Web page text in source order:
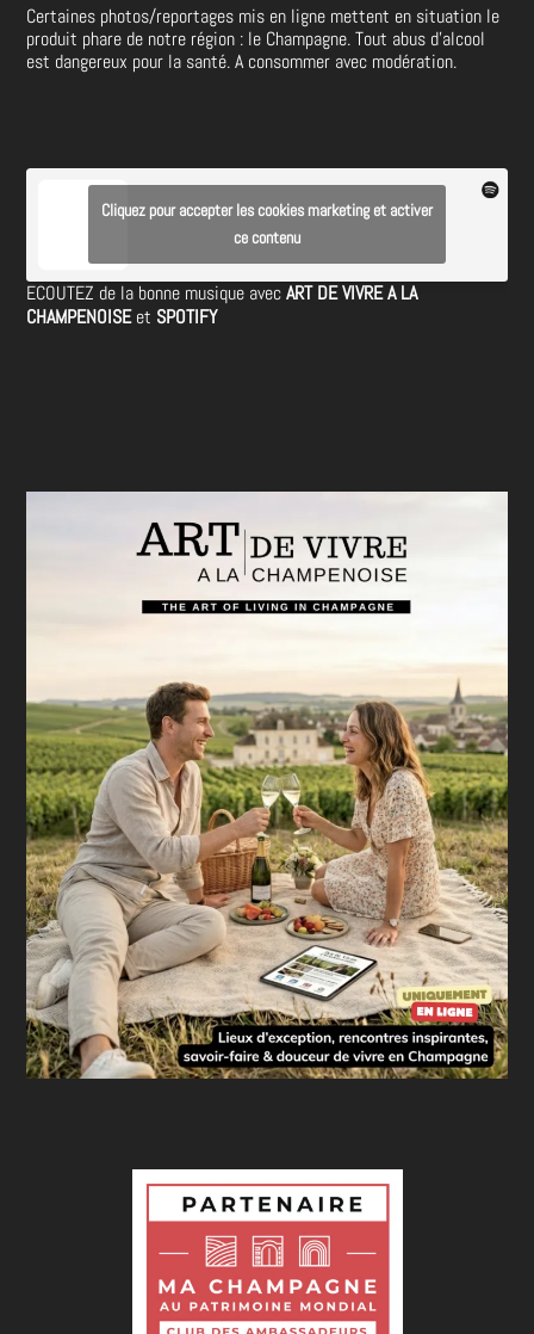
Certaines photos/reportages mis en ligne mettent en situation le
produit phare de notre région : le Champagne. Tout abus d’alcool
est dangereux pour la santé. A consommer avec modération.
Cliquez pour accepter les cookies marketing et activer
ce contenu
ECOUTEZ de la bonne musique avecART DE VIVRE A LA
CHAMPENOISEet SPOTIFY